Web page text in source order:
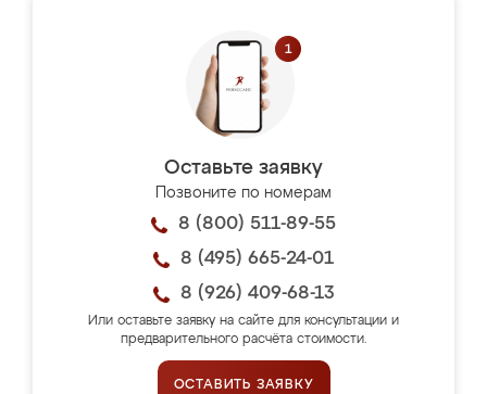
Оставьте заявку
Позвоните по номерам
8 (800) 511-89-55
8 (495) 665-24-01
8 (926) 409-68-13
Или оставьте заявку на сайте для консультации и
предварительного расчёта стоимости.
ОСТАВИТЬ ЗАЯВКУ